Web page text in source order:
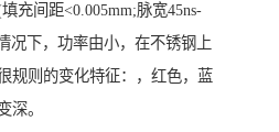
充间距<0.005mm;脉宽45ns-
况下，功率由小，在不锈钢上
规则的变化特征：，红色，蓝
深。